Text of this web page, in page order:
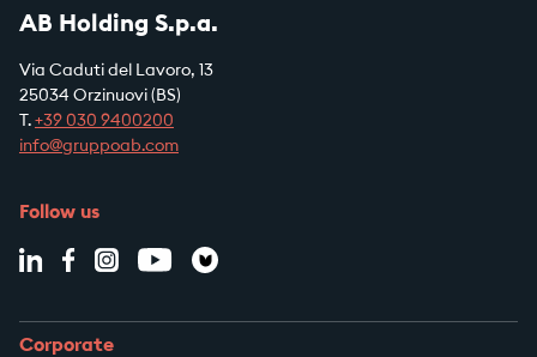
AB Holding S.p.a.
Via Caduti del Lavoro, 13
25034 Orzinuovi (BS)
T. +39 030 9400200
info@gruppoab.com
Follow us
Corporate